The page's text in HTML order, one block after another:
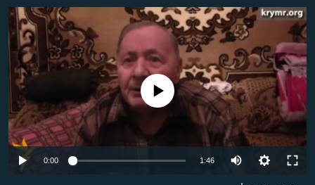
İNSAN AQLARI
VİDEO
SÜRET
BLOGLAR
FİKİR
Русский
No media source currently available
0:00 1:46